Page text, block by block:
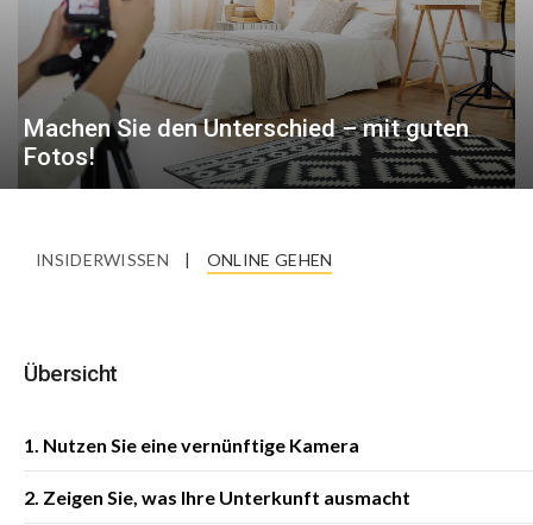
Machen Sie den Unterschied – mit guten
Fotos!
INSIDERWISSEN | ONLINE GEHEN
Übersicht
1. Nutzen Sie eine vernünftige Kamera
2. Zeigen Sie, was Ihre Unterkunft ausmacht